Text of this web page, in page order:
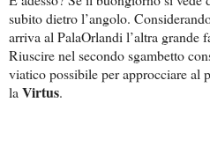
subito dietro l’angolo.
arriva al PalaOrlandi l’altra grande
Riuscire nel secondo sgambetto
viatico possibile per approcciare al
la Virtus.